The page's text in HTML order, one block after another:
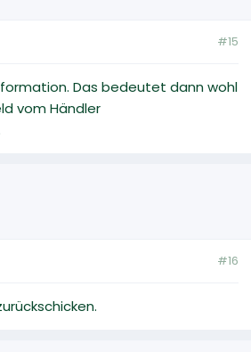
#15
Das bedeutet dann wohl
vom Händler
#16